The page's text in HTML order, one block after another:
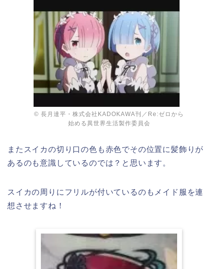
© 長月達平・株式会社KADOKAWA刊／Re:ゼロから
始める異世界生活製作委員会
またスイカの切り口の色も赤色でその位置に髪飾りが
あるのも意識しているのでは？と思います。
スイカの周りにフリルが付いているのもメイド服を連
想させますね！